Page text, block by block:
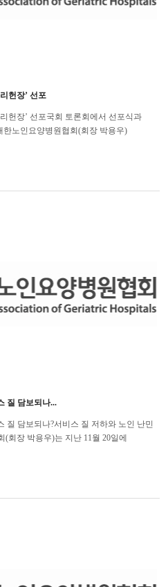
헌장’ 선포
헌장’ 선포국회 토론회에서 선포식과
노인요양병원협회(회장 박용우)
실에서 ‘요양병...
질 담보되나...
질 담보되나?서비스 질 저하와 노인 난민
회장 박용우)는 지난 11월 20일에
에 상정된 ...